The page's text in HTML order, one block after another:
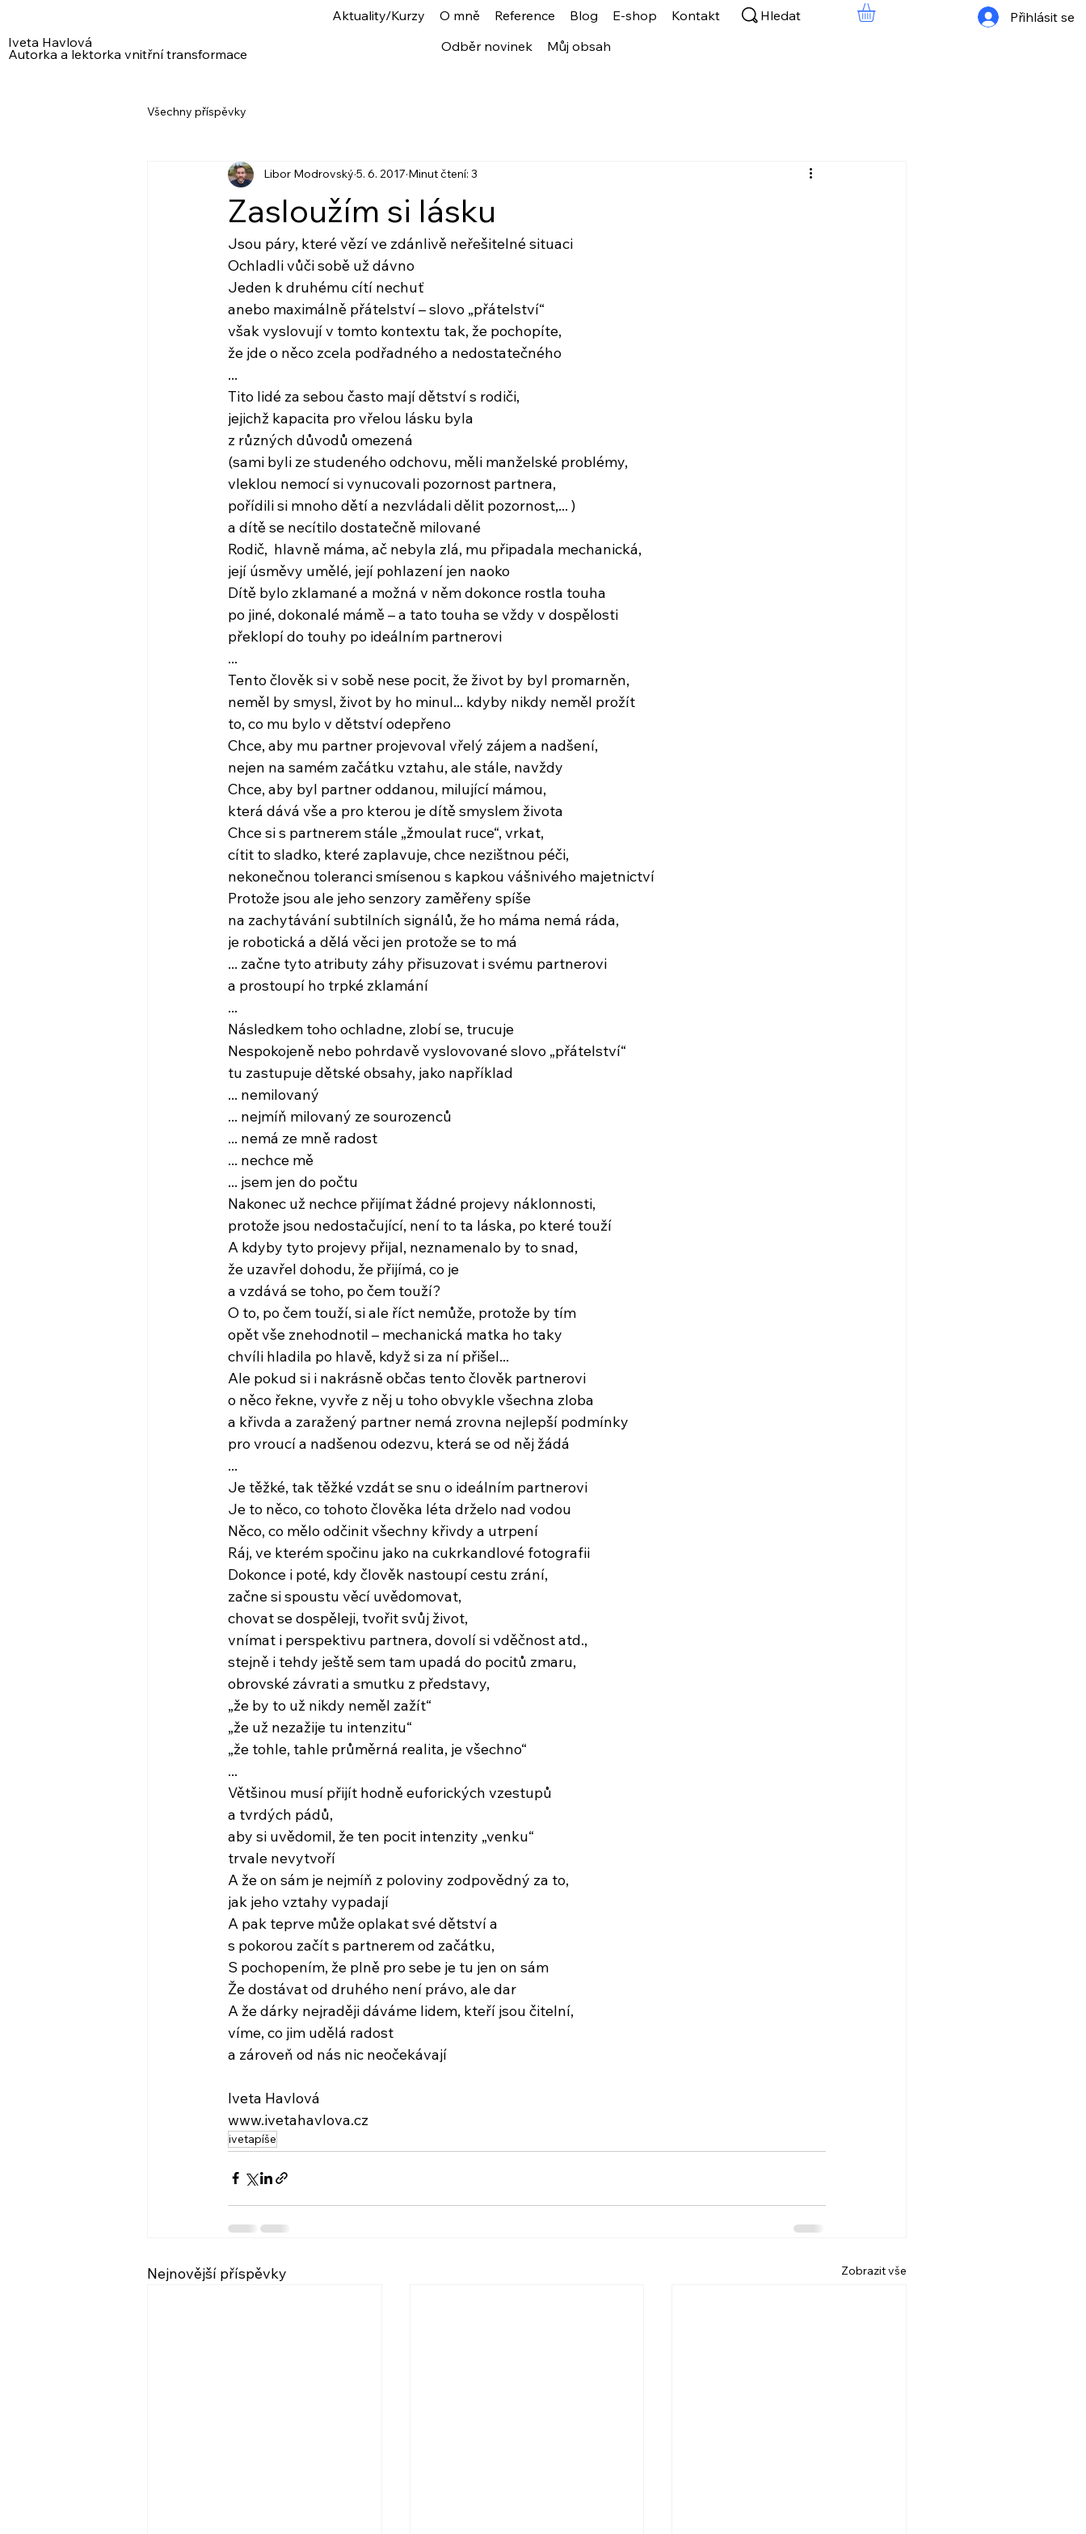
Iveta Havlová
Autorka a lektorka vnitřní transformace
Aktuality/Kurzy O mně Reference Blog E-shop
Kontakt
Odběr novinek
Můj obsah
Přihlásit se
Hledat
Všechny příspěvky
Zasloužím si lásku
Libor Modrovský 5. 6. 2017 Minut čtení: 3
Jsou páry, které vězí ve zdánlivě neřešitelné situaci
Ochladli vůči sobě už dávno
Jeden k druhému cítí nechuť
anebo maximálně přátelství – slovo „přátelství“
však vyslovují v tomto kontextu tak, že pochopíte,
že jde o něco zcela podřadného a nedostatečného
...
Tito lidé za sebou často mají dětství s rodiči,
jejichž kapacita pro vřelou lásku byla
z různých důvodů omezená
(sami byli ze studeného odchovu, měli manželské problémy,
vleklou nemocí si vynucovali pozornost partnera,
pořídili si mnoho dětí a nezvládali dělit pozornost,... )
a dítě se necítilo dostatečně milované
Rodič,  hlavně máma, ač nebyla zlá, mu připadala mechanická,
její úsměvy umělé, její pohlazení jen naoko
Dítě bylo zklamané a možná v něm dokonce rostla touha
po jiné, dokonalé mámě – a tato touha se vždy v dospělosti
překlopí do touhy po ideálním partnerovi
...
Tento člověk si v sobě nese pocit, že život by byl promarněn,
neměl by smysl, život by ho minul... kdyby nikdy neměl prožít
to, co mu bylo v dětství odepřeno
Chce, aby mu partner projevoval vřelý zájem a nadšení,
nejen na samém začátku vztahu, ale stále, navždy
Chce, aby byl partner oddanou, milující mámou,
která dává vše a pro kterou je dítě smyslem života
Chce si s partnerem stále „žmoulat ruce“, vrkat,
cítit to sladko, které zaplavuje, chce nezištnou péči,
nekonečnou toleranci smísenou s kapkou vášnivého majetnictví
Protože jsou ale jeho senzory zaměřeny spíše
na zachytávání subtilních signálů, že ho máma nemá ráda,
je robotická a dělá věci jen protože se to má
... začne tyto atributy záhy přisuzovat i svému partnerovi
a prostoupí ho trpké zklamání
...
Následkem toho ochladne, zlobí se, trucuje
Nespokojeně nebo pohrdavě vyslovované slovo „přátelství“
tu zastupuje dětské obsahy, jako například
... nemilovaný
... nejmíň milovaný ze sourozenců
... nemá ze mně radost
... nechce mě
... jsem jen do počtu
Nakonec už nechce přijímat žádné projevy náklonnosti,
protože jsou nedostačující, není to ta láska, po které touží
A kdyby tyto projevy přijal, neznamenalo by to snad,
že uzavřel dohodu, že přijímá, co je
a vzdává se toho, po čem touží?
O to, po čem touží, si ale říct nemůže, protože by tím
opět vše znehodnotil – mechanická matka ho taky
chvíli hladila po hlavě, když si za ní přišel...
Ale pokud si i nakrásně občas tento člověk partnerovi
o něco řekne, vyvře z něj u toho obvykle všechna zloba
a křivda a zaražený partner nemá zrovna nejlepší podmínky
pro vroucí a nadšenou odezvu, která se od něj žádá
...
Je těžké, tak těžké vzdát se snu o ideálním partnerovi
Je to něco, co tohoto člověka léta drželo nad vodou
Něco, co mělo odčinit všechny křivdy a utrpení
Ráj, ve kterém spočinu jako na cukrkandlové fotografii
Dokonce i poté, kdy člověk nastoupí cestu zrání,
začne si spoustu věcí uvědomovat,
chovat se dospěleji, tvořit svůj život,
vnímat i perspektivu partnera, dovolí si vděčnost atd.,
stejně i tehdy ještě sem tam upadá do pocitů zmaru,
obrovské závrati a smutku z představy,
„že by to už nikdy neměl zažít“
„že už nezažije tu intenzitu“
„že tohle, tahle průměrná realita, je všechno“
...
Většinou musí přijít hodně euforických vzestupů
a tvrdých pádů,
aby si uvědomil, že ten pocit intenzity „venku“
trvale nevytvoří
A že on sám je nejmíň z poloviny zodpovědný za to,
jak jeho vztahy vypadají
A pak teprve může oplakat své dětství a
s pokorou začít s partnerem od začátku,
S pochopením, že plně pro sebe je tu jen on sám
Že dostávat od druhého není právo, ale dar
A že dárky nejraději dáváme lidem, kteří jsou čitelní,
víme, co jim udělá radost
a zároveň od nás nic neočekávají
Iveta Havlová
www.ivetahavlova.cz
ivetapíše
Nejnovější příspěvky Zobrazit vše